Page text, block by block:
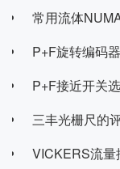
常用流体
P+F旋转编码
P+F接近开关
三丰光栅尺的
VICKERS流